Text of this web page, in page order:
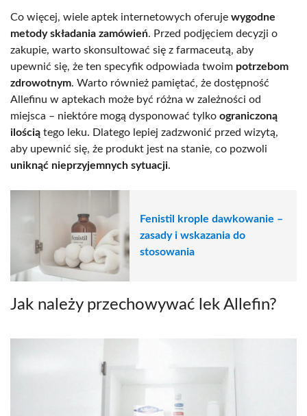
Co więcej, wiele aptek internetowych oferuje wygodne
metody składania zamówień. Przed podjęciem decyzji o
zakupie, warto skonsultować się z farmaceutą, aby
upewnić się, że ten specyfik odpowiada twoim potrzebom
zdrowotnym. Warto również pamiętać, że dostępność
Allefinu w aptekach może być różna w zależności od
miejsca – niektóre mogą dysponować tylko ograniczoną
ilością tego leku. Dlatego lepiej zadzwonić przed wizytą,
aby upewnić się, że produkt jest na stanie, co pozwoli
uniknąć nieprzyjemnych sytuacji.
Fenistil krople dawkowanie –
zasady i wskazania do
stosowania
Jak należy przechowywać lek Allefin?